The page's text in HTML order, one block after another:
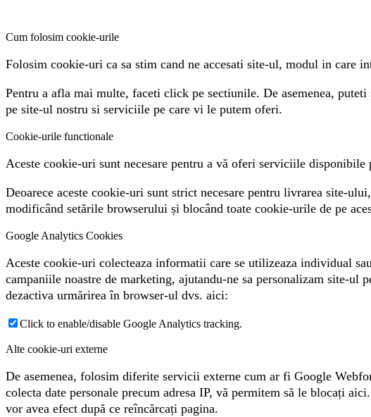
Cum folosim cookie-urile
Folosim cookie-uri ca sa stim cand ne accesati site-ul, modul in care
Pentru a afla mai multe, faceti click pe sectiunile. De asemenea,
pe site-ul nostru si serviciile pe care vi le putem oferi.
Cookie-urile functionale
Aceste cookie-uri sunt necesare pentru a vă oferi serviciile
Deoarece aceste cookie-uri sunt strict necesare pentru livrarea site-
modificând setările browserului și blocând toate cookie-urile de pe
Google Analytics Cookies
Aceste cookie-uri colecteaza informatii care se utilizeaza individual
campaniile noastre de marketing, ajutandu-ne sa personalizam site-
dezactiva urmărirea în browser-ul dvs. aici:
Click to enable/disable Google Analytics tracking.
Alte cookie-uri externe
De asemenea, folosim diferite servicii externe cum ar fi Google
colecta date personale precum adresa IP, vă permitem să le blocați
vor avea efect după ce reîncărcați pagina.